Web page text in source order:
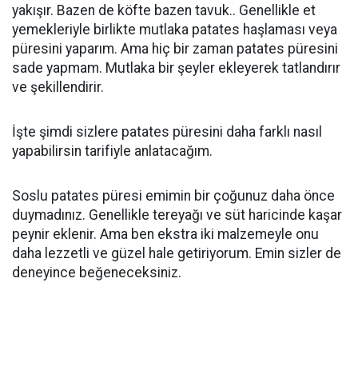
yakışır. Bazen de köfte bazen tavuk.. Genellikle et
yemekleriyle birlikte mutlaka patates haşlaması veya
püresini yaparım. Ama hiç bir zaman patates püresini
sade yapmam. Mutlaka bir şeyler ekleyerek tatlandırır
ve şekillendirir.
İşte şimdi sizlere patates püresini daha farklı nasıl
yapabilirsin tarifiyle anlatacağım.
Soslu patates püresi emimin bir çoğunuz daha önce
duymadınız. Genellikle tereyağı ve süt haricinde kaşar
peynir eklenir. Ama ben ekstra iki malzemeyle onu
daha lezzetli ve güzel hale getiriyorum. Emin sizler de
deneyince beğeneceksiniz.